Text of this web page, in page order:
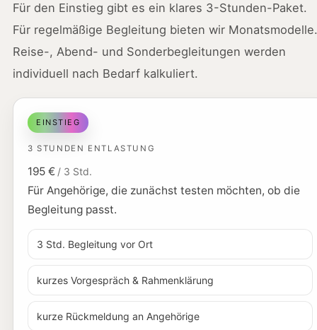
Für den Einstieg gibt es ein klares 3-Stunden-Paket.
Für regelmäßige Begleitung bieten wir Monatsmodelle.
Reise-, Abend- und Sonderbegleitungen werden
individuell nach Bedarf kalkuliert.
EINSTIEG
3 STUNDEN ENTLASTUNG
195 € / 3 Std.
Für Angehörige, die zunächst testen möchten, ob die
Begleitung passt.
3 Std. Begleitung vor Ort
kurzes Vorgespräch & Rahmenklärung
kurze Rückmeldung an Angehörige